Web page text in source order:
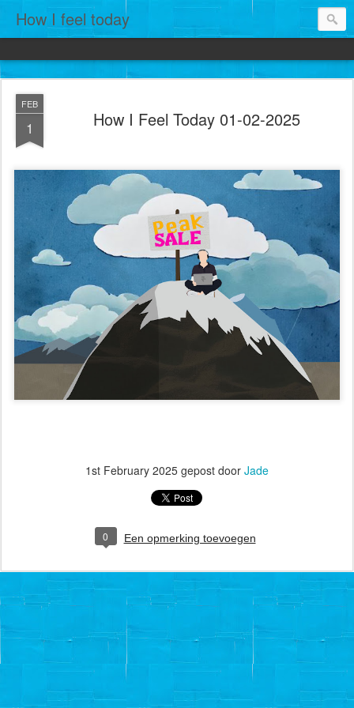
How I feel today
FEB
1 How I Feel Today 01-02-2025
1st February 2025 gepost door Jade
0 Een opmerking toevoegen